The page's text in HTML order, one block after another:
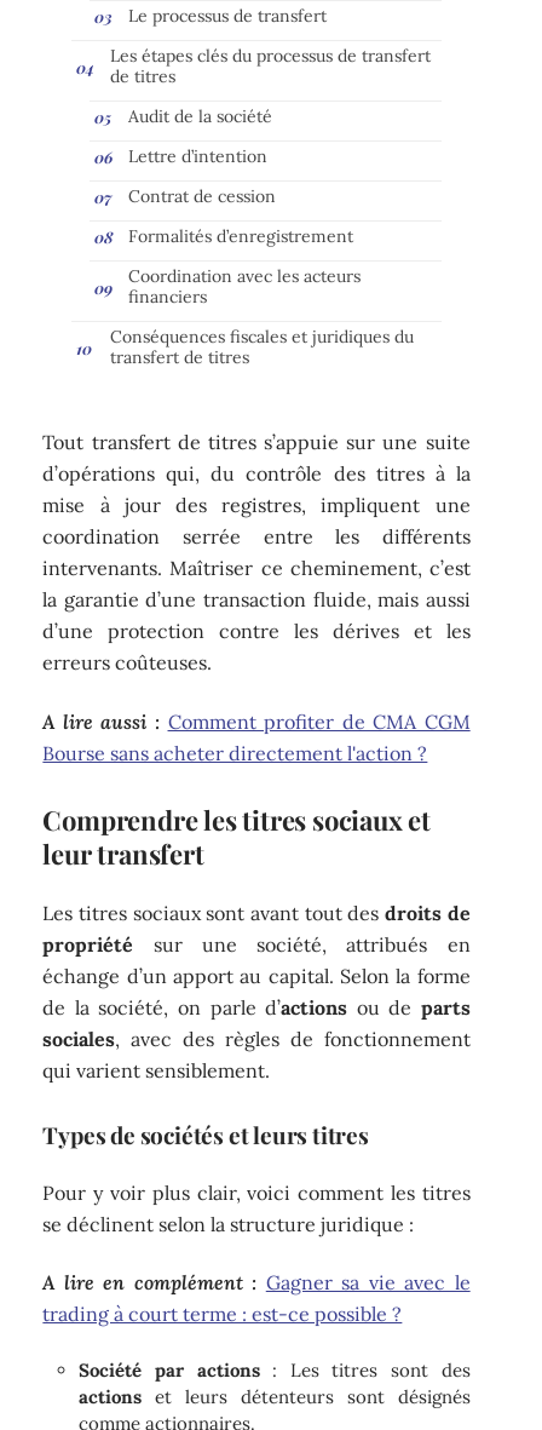
Le processus de transfert
Les étapes clés du processus de transfert
de titres
Audit de la société
Lettre d’intention
Contrat de cession
Formalités d’enregistrement
Coordination avec les acteurs
financiers
Conséquences fiscales et juridiques du
transfert de titres
Tout transfert de titres s’appuie sur une suite
d’opérations qui, du contrôle des titres à la
mise à jour des registres, impliquent une
coordination serrée entre les différents
intervenants. Maîtriser ce cheminement, c’est
la garantie d’une transaction fluide, mais aussi
d’une protection contre les dérives et les
erreurs coûteuses.
A lire aussi : Comment profiter de CMA CGM
Bourse sans acheter directement l'action ?
Comprendre les titres sociaux et
leur transfert
Les titres sociaux sont avant tout des droits de
propriété sur une société, attribués en
échange d’un apport au capital. Selon la forme
de la société, on parle d’actions ou de parts
sociales, avec des règles de fonctionnement
qui varient sensiblement.
Types de sociétés et leurs titres
Pour y voir plus clair, voici comment les titres
se déclinent selon la structure juridique :
A lire en complément : Gagner sa vie avec le
trading à court terme : est-ce possible ?
Société par actions: Les titres sont des
actions et leurs détenteurs sont désignés
comme actionnaires.